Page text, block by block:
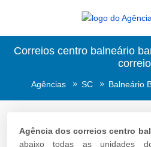
Correios centro balneário
correio
Agências SC Balneário
Agência dos correios centro
abaixo todas as unidades